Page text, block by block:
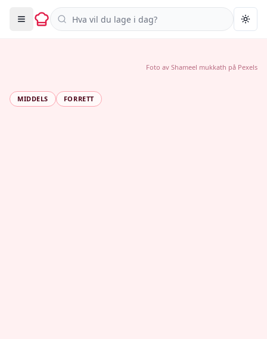
Søk i oppskrifter
MIDDELS FORRETT
Foto av Shameel mukkath på Pexels